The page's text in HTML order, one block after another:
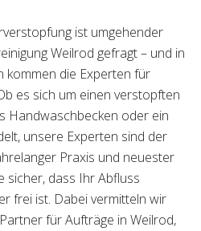
ist umgehender
Weilrod gefragt – und in
kommen die Experten für
es sich um einen verstopften
Handwaschbecken oder ein
unsere Experten sind der
Praxis und neuester
sicher, dass Ihr Abfluss
frei ist. Dabei vermitteln wir
für Aufträge in Weilrod,